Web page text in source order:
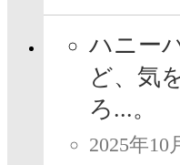
ハニー
ど、気
ろ...。
2025年10